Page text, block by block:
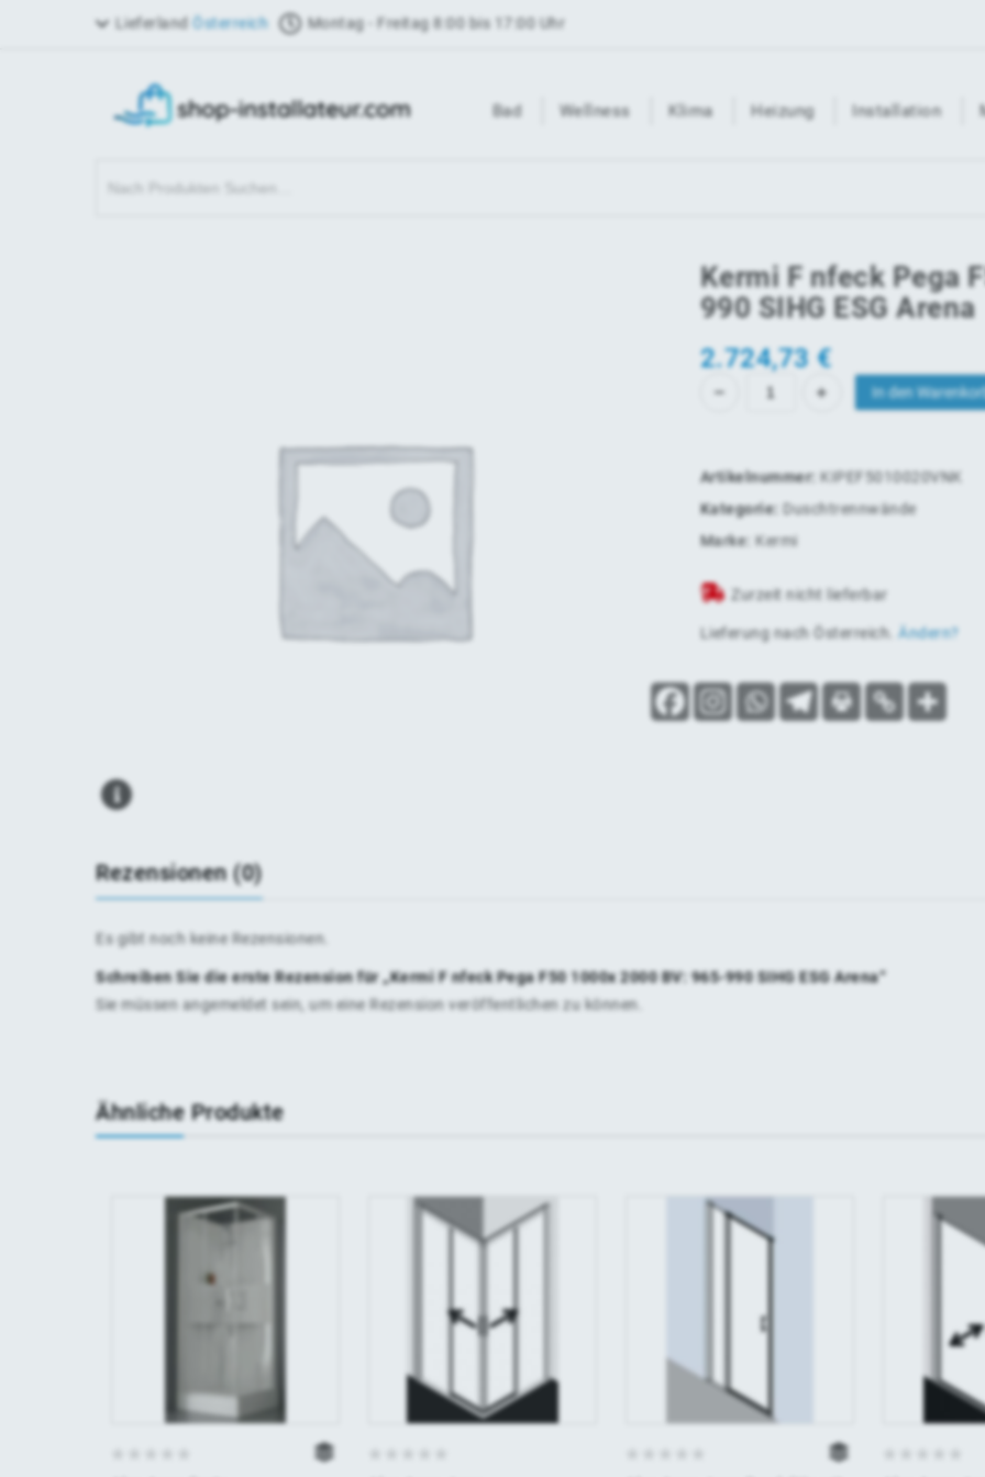
Lieferland Österreich Montag - Freitag 8:00 bis 17:00 Uhr
Bad Wellness Klima Heizung Installation
Kermi F nfeck Pega
990 SIHG ESG Arena
2.724,73€
In den
Artikelnummer: KIPEF5010020VNK
Kategorie: Duschtrennwände
Marke:Kermi
Zurzeit nicht lieferbar
Lieferung nach Österreich Ändern?
Rezensionen (0)
Es gibt noch keine Rezensionen.
Schreiben Sie die erste Rezension für „Kermi F nfeck Pega F50 1000x 2000 BV: 965-990 SIHG ESG Arena“
Sie müssen angemeldet sein, um eine Rezension veröffentlichen zu können.
Ähnliche Produkte